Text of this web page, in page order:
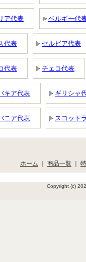
ア代表 ベルギー代
代表 セルビア代表
代表 チェコ代表
キア代表 ギリシャ
ニア代表 スコット
ホーム ｜ 商品一覧 ｜
Copyright (c)